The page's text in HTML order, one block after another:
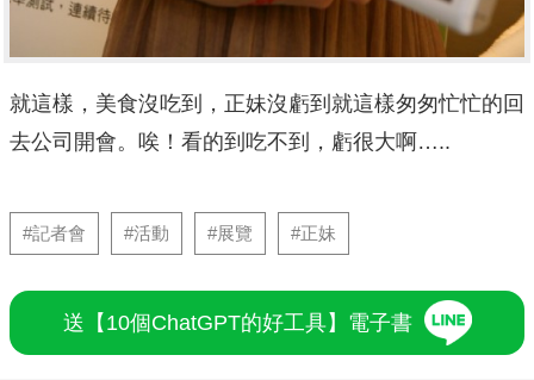
就這樣，美食沒吃到，正妹沒虧到就這樣匆匆忙忙的回
去公司開會。唉！看的到吃不到，虧很大啊…..
#記者會 #活動 #展覽 #正妹
送【10個ChatGPT的好工具】電子書